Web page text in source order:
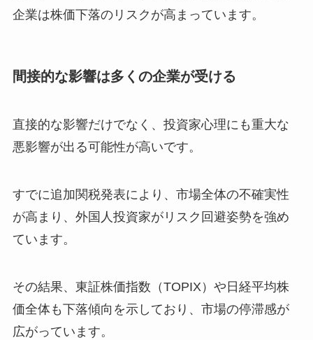
企業は株価下落のリスクが高まっています。
間接的な影響は多くの企業が受ける
直接的な影響だけでなく、投資家心理にも重大な
悪影響が出る可能性が高いです。
すでに追加関税発表により、市場全体の不確実性
が高まり、外国人投資家がリスク回避姿勢を強め
ています。
その結果、東証株価指数（TOPIX）や日経平均株
価全体も下落傾向を示しており、市場の停滞感が
広がっています。